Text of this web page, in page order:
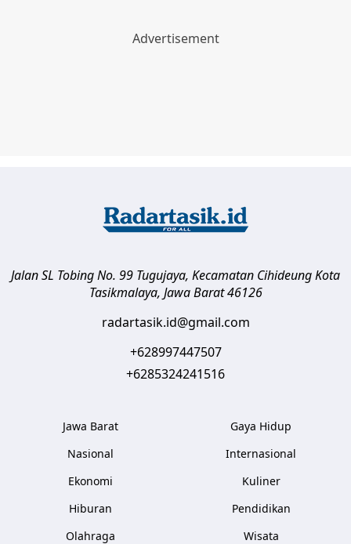
Jalan SL Tobing No. 99 Tugujaya, Kecamatan CihideungKota
Tasikmalaya, Jawa Barat 46126
radartasik.id@gmail.com
+628997447507
+6285324241516
Jawa Barat
Nasional
Ekonomi
Hiburan
Olahraga
Gaya Hidup
Internasional
Kuliner
Pendidikan
Wisata